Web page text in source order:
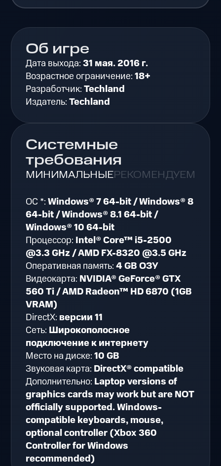
Об игре
Дата выхода:31 мая. 2016 г.
Возрастное ограничение:18+
Разработчик:Techland
Издатель:Techland
Системные
требования
МИНИМАЛЬНЫЕРЕКОМЕНДУЕМЫЕ
ОС *:Windows® 7 64-bit / Windows® 8
64-bit / Windows® 8.1 64-bit /
Windows® 10 64-bit
Процессор: Intel® Core™ i5-2500
@3.3 GHz / AMD FX-8320 @3.5 GHz
Оперативная память:4 GB ОЗУ
Видеокарта: NVIDIA® GeForce® GTX
560 Ti / AMD Radeon™ HD 6870 (1GB
VRAM)
DirectX: версии 11
Сеть: Широкополосное
подключение к интернету
Место на диске:10 GB
Звуковая карта: DirectX® compatible
Дополнительно: Laptop versions of
graphics cards may work but are NOT
officially supported. Windows-
compatible keyboards, mouse,
optional controller (Xbox 360
Controller for Windows
recommended)